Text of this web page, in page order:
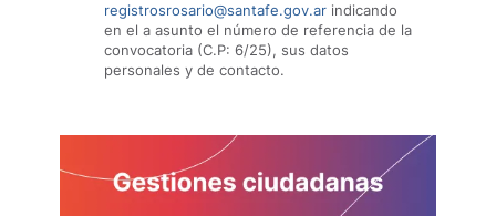
registrosrosario@santafe.gov.ar indicando
en el a asunto el número de referencia de la
convocatoria (C.P: 6/25), sus datos
personales y de contacto.